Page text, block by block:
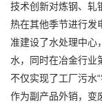
技术创新对炼钢、轧
热在其他季节进行发
准建设了水处理中心
水，同时在冶金行业
不仅实现了工厂污水
作为副产品外销，变